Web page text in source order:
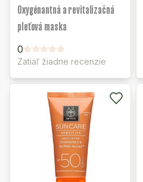
Oxygénantná a revitalizačná
pleťová maska
0
Zatiaľ žiadne recenzie